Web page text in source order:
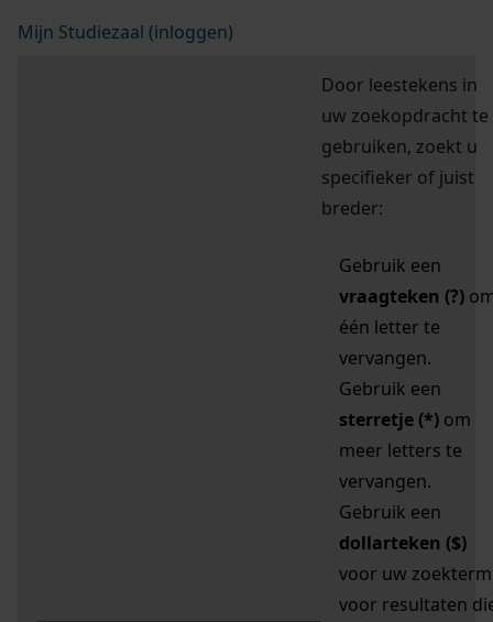
Mijn Studiezaal (inloggen)
Door leestekens in
uw zoekopdracht te
gebruiken, zoekt u
specifieker of juist
breder:
Gebruik een
vraagteken (?)
één letter te
vervangen.
Gebruik een
sterretje (*) om
meer letters te
vervangen.
Gebruik een
dollarteken ($)
voor uw zoekterm
voor resultaten